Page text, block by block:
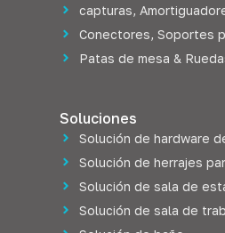
capturas,
Conectores, Soportes
Patas de mesa &
Soluciones
Solución de hardware
Solución de herrajes
Solución de sala de
Solución de sala de